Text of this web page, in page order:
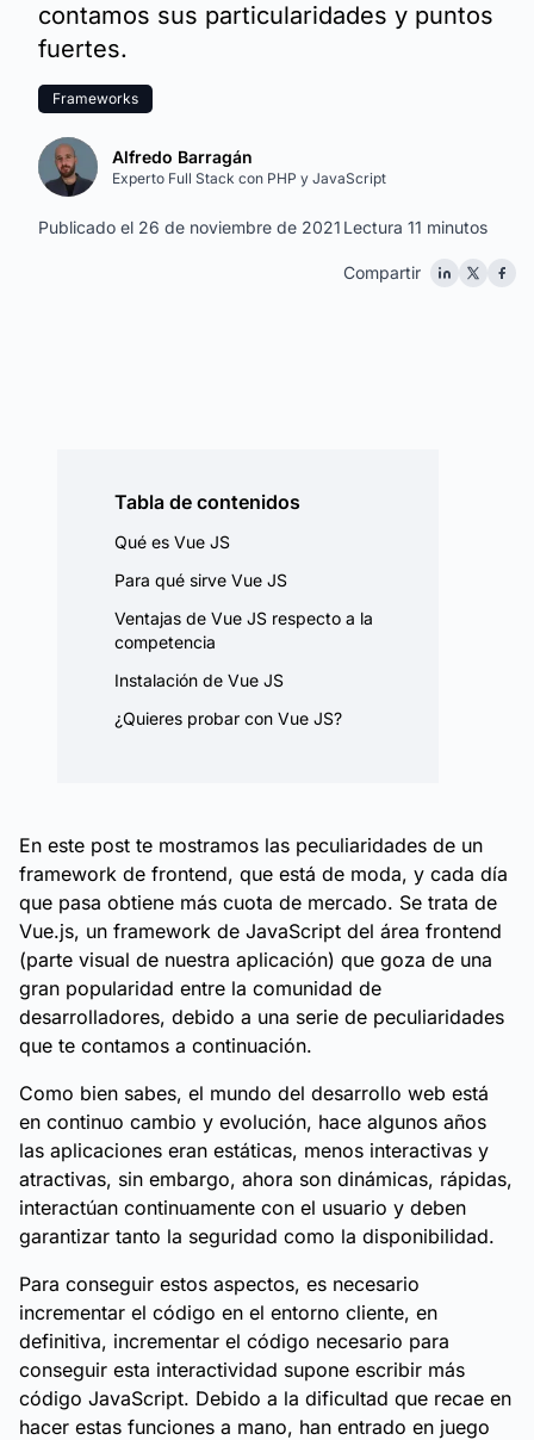
contamos sus particularidades y puntos
fuertes.
Frameworks
Alfredo Barragán
Experto Full Stack con PHP y JavaScript
Lectura 11 minutos
Publicado el 26 de noviembre de 2021
Compartir
Tabla de contenidos
Qué es Vue JS
Para qué sirve Vue JS
Ventajas de Vue JS respecto a la
competencia
Instalación de Vue JS
¿Quieres probar con Vue JS?
En este post te mostramos las peculiaridades de un
framework de frontend, que está de moda, y cada día
que pasa obtiene más cuota de mercado. Se trata de
Vue.js, un framework de JavaScript del área frontend
(parte visual de nuestra aplicación) que goza de una
gran popularidad entre la comunidad de
desarrolladores, debido a una serie de peculiaridades
que te contamos a continuación.
Como bien sabes, el mundo del desarrollo web está
en continuo cambio y evolución, hace algunos años
las aplicaciones eran estáticas, menos interactivas y
atractivas, sin embargo, ahora son dinámicas, rápidas,
interactúan continuamente con el usuario y deben
garantizar tanto la seguridad como la disponibilidad.
Para conseguir estos aspectos, es necesario
incrementar el código en el entorno cliente, en
definitiva, incrementar el código necesario para
conseguir esta interactividad supone escribir más
código JavaScript. Debido a la dificultad que recae en
hacer estas funciones a mano, han entrado en juego